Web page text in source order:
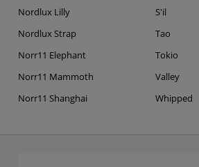
Nordlux Lilly
Nordlux Strap
Norr11 Elephant
Norr11 Mammoth
Norr11 Shanghai
S'il
Tao
Tokio
Valley
Whipped